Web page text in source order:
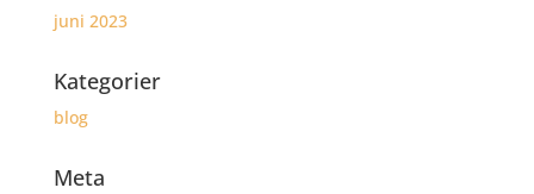
juni 2023
Kategorier
blog
Meta